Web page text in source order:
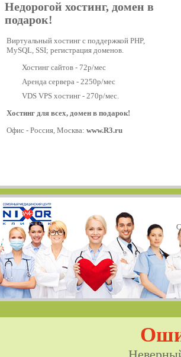
Недорогой хостинг, домен в
подарок!
Виртуальный хостинг с поддержкой PHP,
MySQL, SSI; регистрация доменов.
Хостинг сайтов - 72р/мес
Аренда сервера - 2250р/мес
VDS VPS хостинг - 270р/мес.
Хостинг для всех, домен в подарок!
Офис - Россия, Москва: www.R3.ru